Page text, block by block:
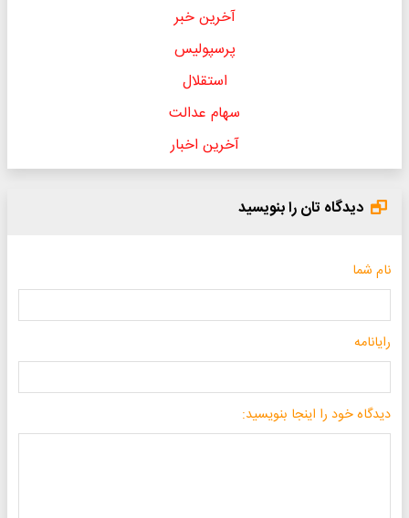
آخرین خبر
پرسپولیس
استقلال
سهام عدالت
آخرین اخبار
دیدگاه تان را بنویسید
نام شما
رایانامه
دیدگاه خود را اینجا بنویسید: